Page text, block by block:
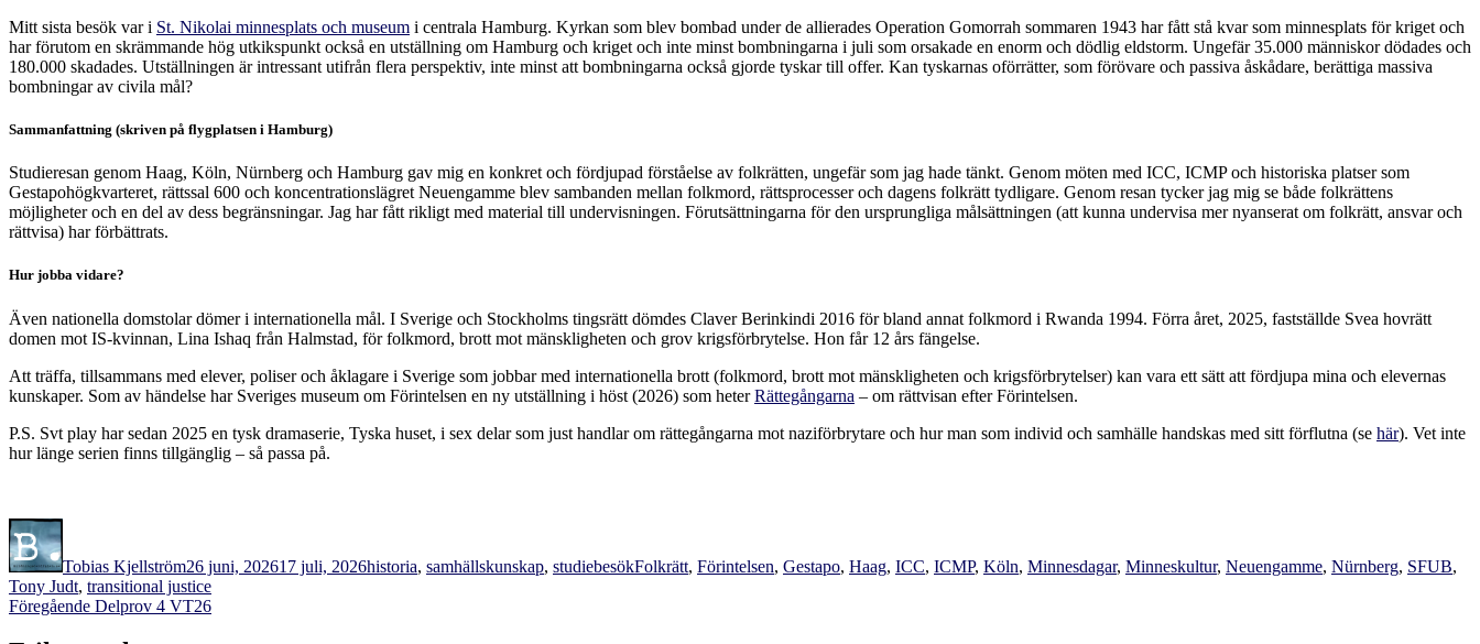
Mitt sista besök var i St. Nikolai minnesplats och museum i centrala Hamburg. Kyrkan som blev bombad under de allierades Operation Gomorrah sommaren 1943 har fått stå kvar som minnesplats för kriget och
har förutom en skrämmande hög utkikspunkt också en utställning om Hamburg och kriget och inte minst bombningarna i juli som orsakade en enorm och dödlig eldstorm. Ungefär 35.000 människor dödades och
180.000 skadades. Utställningen är intressant utifrån flera perspektiv, inte minst att bombningarna också gjorde tyskar till offer. Kan tyskarnas oförrätter, som förövare och passiva åskådare, berättiga massiva
bombningar av civila mål?
Sammanfattning (skriven på flygplatsen i Hamburg)
Studieresan genom Haag, Köln, Nürnberg och Hamburg gav mig en konkret och fördjupad förståelse av folkrätten, ungefär som jag hade tänkt. Genom möten med ICC, ICMP och historiska platser som
Gestapohögkvarteret, rättssal 600 och koncentrationslägret Neuengamme blev sambanden mellan folkmord, rättsprocesser och dagens folkrätt tydligare. Genom resan tycker jag mig se både folkrättens
möjligheter och en del av dess begränsningar. Jag har fått rikligt med material till undervisningen. Förutsättningarna för den ursprungliga målsättningen (att kunna undervisa mer nyanserat om folkrätt, ansvar och
rättvisa) har förbättrats.
Hur jobba vidare?
Även nationella domstolar dömer i internationella mål. I Sverige och Stockholms tingsrätt dömdes Claver Berinkindi 2016 för bland annat folkmord i Rwanda 1994. Förra året, 2025, fastställde Svea hovrätt
domen mot IS-kvinnan, Lina Ishaq från Halmstad, för folkmord, brott mot mänskligheten och grov krigsförbrytelse. Hon får 12 års fängelse.
Att träffa, tillsammans med elever, poliser och åklagare i Sverige som jobbar med internationella brott (folkmord, brott mot mänskligheten och krigsförbrytelser) kan vara ett sätt att fördjupa mina och elevernas
kunskaper. Som av händelse har Sveriges museum om Förintelsen en ny utställning i höst (2026) som heterRättegångarna – om rättvisan efter Förintelsen.
P.S. Svt play har sedan 2025 en tysk dramaserie, Tyska huset, i sex delar som just handlar om rättegångarna mot naziförbrytare och hur man som individ och samhälle handskas med sitt förflutna (se här). Vet inte
hur länge serien finns tillgänglig – så passa på.
Tobias Kjellström26 juni, 202617 juli, 2026historia, samhällskunskap, studiebesökFolkrätt, Förintelsen, Gestapo, Haag, ICC, ICMP, Köln, Minnesdagar, Minneskultur, Neuengamme, Nürnberg, SFUB,
Tony Judt, transitional justice
Inläggsnavigering
Föregående Föregående
Delprov 4 VT26